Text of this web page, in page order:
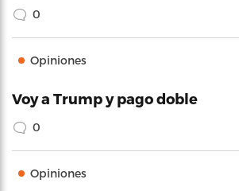
0
Opiniones
Voy a Trump y pago doble
0
Opiniones